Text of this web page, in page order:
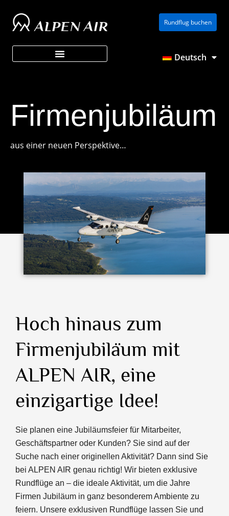
Inhalt
springen
Rundflug buchen
Deutsch
Firmenjubiläum
aus einer neuen Perspektive…
Hoch hinaus zum
Firmenjubiläum mit
ALPEN AIR, eine
einzigartige Idee!
Sie planen eine Jubiläumsfeier für Mitarbeiter,
Geschäftspartner oder Kunden? Sie sind auf der
Suche nach einer originellen Aktivität? Dann sind Sie
bei ALPEN AIR genau richtig! Wir bieten exklusive
Rundflüge an – die ideale Aktivität, um die Jahre
Firmen Jubiläum in ganz besonderem Ambiente zu
feiern. Unsere exklusiven Rundflüge lassen Sie und